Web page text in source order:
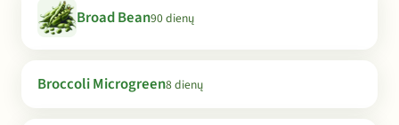
Broad Bean90 dienų
Broccoli Microgreen8 dienų